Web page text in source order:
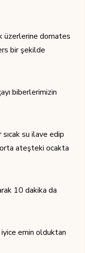
üzerlerine domates
bir şekilde
biberlerimizin
sıcak su ilave edip
orta ateşteki ocakta
10 dakika da
emin olduktan